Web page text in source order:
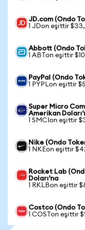
JD.com (Ondo
1 JDon eşittir
Abbott (Ondo
1 ABTon eşittir
PayPal (Ondo
1 PYPLon eşittir
Super Micro
Amerikan
1 SMCIon eşittir
Nike (Ondo
1 NKEon eşittir
Rocket Lab
Doları'na
1 RKLBon eşittir
Costco (Ondo
1 COSTon eşittir